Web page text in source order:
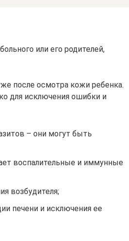
или его родителей,
после осмотра кожи ребенка.
для исключения ошибки и
– они могут быть
воспалительные и иммунные
возбудителя;
печени и исключения ее